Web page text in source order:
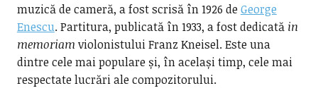
muzică de cameră, a fost scrisă în 1926 deGeorge
Enescu. Partitura, publicată în 1933, a fost dedicată in
memoriam violonistului Franz Kneisel. Este una
dintre cele mai populare și, în același timp, cele mai
respectate lucrări ale compozitorului.